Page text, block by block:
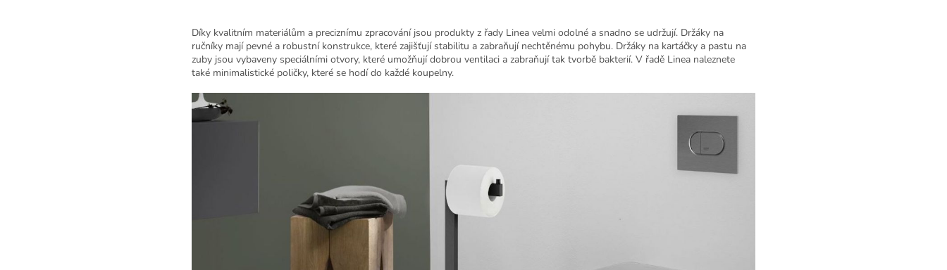
Díky kvalitním materiálům a preciznímu zpracování jsou produkty z řady Linea velmi odolné a snadno se udržují. Držáky na
ručníky mají pevné a robustní konstrukce, které zajišťují stabilitu a zabraňují nechtěnému pohybu. Držáky na kartáčky a pastu na
zuby jsou vybaveny speciálními otvory, které umožňují dobrou ventilaci a zabraňují tak tvorbě bakterií. V řadě Linea naleznete
také minimalistické poličky, které se hodí do každé koupelny.